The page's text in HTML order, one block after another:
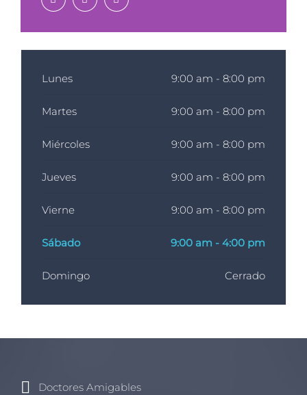
Lunes 9:00 am - 8:00 pm
Martes 9:00 am - 8:00 pm
Miércoles 9:00 am - 8:00 pm
Jueves 9:00 am - 8:00 pm
Vierne 9:00 am - 8:00 pm
Sábado 9:00 am - 4:00 pm
Domingo Cerrado
Doctores Amigables